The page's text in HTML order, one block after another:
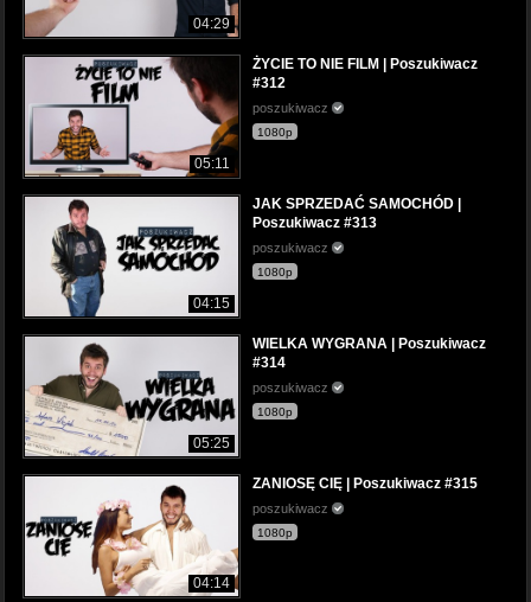
04:29
05:11
ŻYCIE TO NIE FILM | Poszukiwacz
#312
poszukiwacz
1080p
04:15
JAK SPRZEDAĆ SAMOCHÓD |
Poszukiwacz #313
poszukiwacz
1080p
05:25
WIELKA WYGRANA | Poszukiwacz
#314
poszukiwacz
1080p
04:14
ZANIOSĘ CIĘ | Poszukiwacz #315
poszukiwacz
1080p